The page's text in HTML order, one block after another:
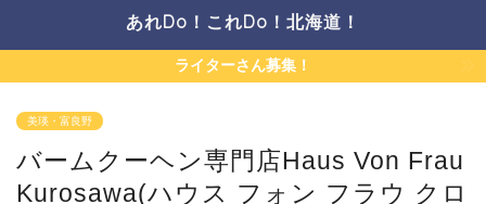
あれDo！これDo！北海道！
ライターさん募集！
美瑛・富良野
バームクーヘン専門店Haus Von Frau
Kurosawa(ハウス フォン フラウ クロ